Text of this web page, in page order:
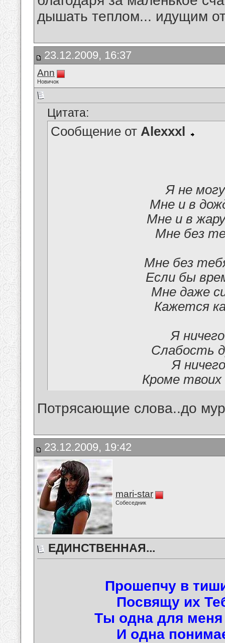
дышать теплом... идущим
23.12.2009, 16:37
Аnn
Новичок
Цитата:
Сообщение от Alexxxl
Я не
Мне и в
Мне и в
Мне без
Мне без
Если бы
Мне даже
Кажется
Я
Слабость
Я
Кроме твоих
Потрясающие слова..до
23.12.2009, 19:42
mari-star
Собеседник
ЕДИНСТВЕННАЯ...
Прошепчу в
Посвящу их
Ты одна для меня
И одна